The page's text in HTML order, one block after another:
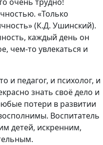
«Только
(К.Д. Ушинский).
каждый день он
чем-то увлекаться и
и педагог, и психолог, и
знать своё дело и
потери в развитии
Воспитатель
детей, искренним,